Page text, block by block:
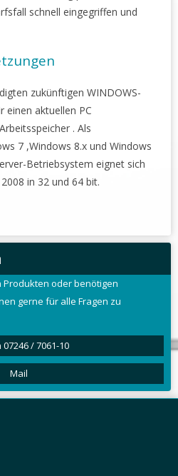
schnell eingegriffen und
zukünftigen WINDOWS-
einen aktuellen PC
. Als
7 ,Windows 8.x und Windows
Betriebsystem eignet sich
in 32 und 64 bit.
Produkten oder benötigen
gerne für alle Fragen zu
/ 7061-10
Mail